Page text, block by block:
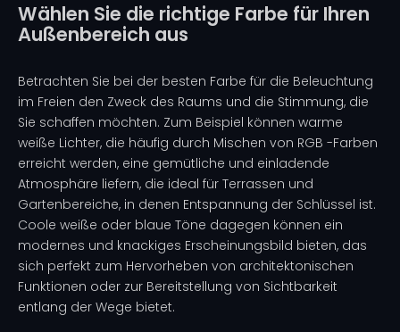
Wählen Sie die richtige Farbe für Ihren
Außenbereich aus
Betrachten Sie bei der besten Farbe für die Beleuchtung
im Freien den Zweck des Raums und die Stimmung, die
Sie schaffen möchten. Zum Beispiel können warme
weiße Lichter, die häufig durch Mischen von RGB -Farben
erreicht werden, eine gemütliche und einladende
Atmosphäre liefern, die ideal für Terrassen und
Gartenbereiche, in denen Entspannung der Schlüssel ist.
Coole weiße oder blaue Töne dagegen können ein
modernes und knackiges Erscheinungsbild bieten, das
sich perfekt zum Hervorheben von architektonischen
Funktionen oder zur Bereitstellung von Sichtbarkeit
entlang der Wege bietet.